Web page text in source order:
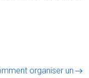
organiser un